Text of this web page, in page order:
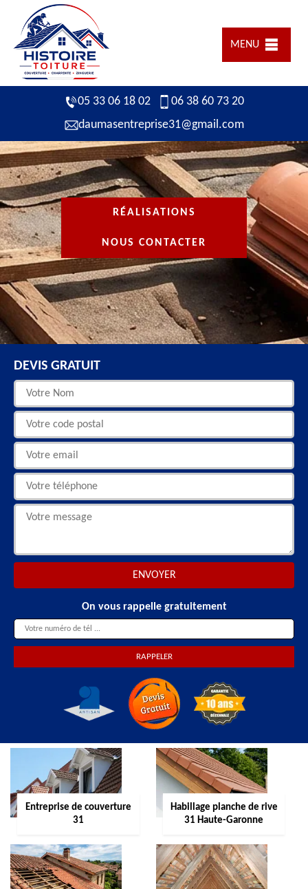
MENU
05 33 06 18 02
06 38 60 73 20
daumasentreprise31@gmail.com
RÉALISATIONS
NOUS CONTACTER
DEVIS GRATUIT
On vous rappelle gratuitement
Entreprise de couverture
31
Habillage planche de rive
31 Haute-Garonne